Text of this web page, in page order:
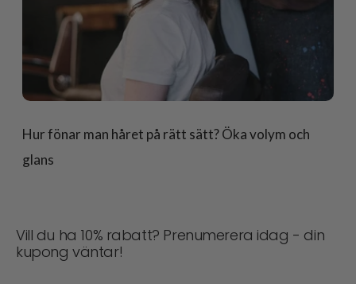
Hur fönar man håret på rätt sätt? Öka volym och
glans
Vill du ha 10% rabatt? Prenumerera idag - din
kupong väntar!